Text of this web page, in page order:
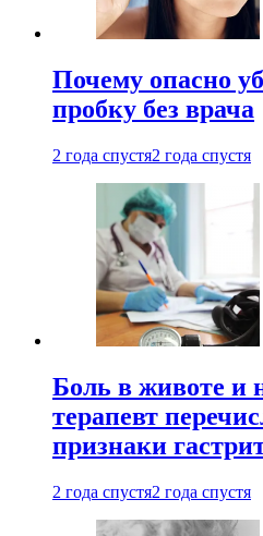
Почему опасно
пробку без врача
2 года спустя2 года спустя
Боль в животе и
терапевт
признаки
2 года спустя2 года спустя